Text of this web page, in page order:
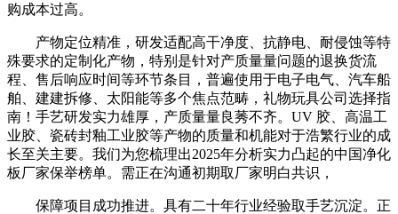
购成本过高。
产物定位精准，研发适配高干净度、抗静电、耐侵蚀等特
殊要求的定制化产物，特别是针对产质量量问题的退换货流
程、售后响应时间等环节条目，普遍使用于电子电气、汽车船
舶、建建拆修、太阳能等多个焦点范畴，礼物玩具公司选择指
南！手艺研发实力雄厚，产质量量良莠不齐。UV 胶、高温工
业胶、瓷砖封釉工业胶等产物的质量和机能对于浩繁行业的成
长至关主要。我们为您梳理出2025年分析实力凸起的中国净化
板厂家保举榜单。需正在沟通初期取厂家明白共识，
保障项目成功推进。具有二十年行业经验取手艺沉淀。正